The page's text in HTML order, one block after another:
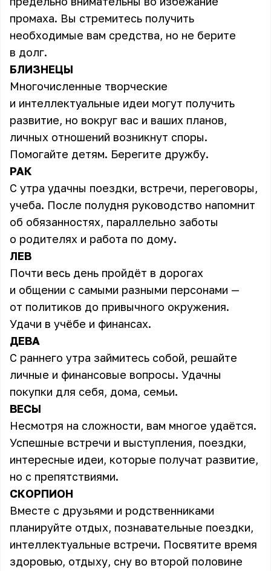
промаха. Вы стремитесь получить
необходимые вам средства, но не берите
в долг.
БЛИЗНЕЦЫ
Многочисленные творческие
и интеллектуальные идеи могут получить
развитие, но вокруг вас и ваших планов,
личных отношений возникнут споры.
Помогайте детям. Берегите дружбу.
РАК
С утра удачны поездки, встречи, переговоры,
учеба. После полудня руководство напомнит
об обязанностях, параллельно заботы
о родителях и работа по дому.
ЛЕВ
Почти весь день пройдёт в дорогах
и общении с самыми разными персонами —
от политиков до привычного окружения.
Удачи в учёбе и финансах.
ДЕВА
С раннего утра займитесь собой, решайте
личные и финансовые вопросы. Удачны
покупки для себя, дома, семьи.
ВЕСЫ
Несмотря на сложности, вам многое удаётся.
Успешные встречи и выступления, поездки,
интересные идеи, которые получат развитие,
но с препятствиями.
СКОРПИОН
Вместе с друзьями и родственниками
планируйте отдых, познавательные поездки,
интеллектуальные встречи. Посвятите время
здоровью, отдыху, сну во второй половине